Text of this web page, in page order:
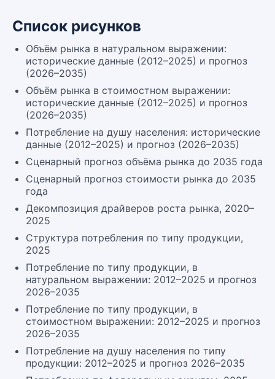
Список рисунков
Объём рынка в натуральном выражении:
исторические данные (2012–2025) и прогноз
(2026–2035)
Объём рынка в стоимостном выражении:
исторические данные (2012–2025) и прогноз
(2026–2035)
Потребление на душу населения: исторические
данные (2012–2025) и прогноз (2026–2035)
Сценарный прогноз объёма рынка до 2035 года
Сценарный прогноз стоимости рынка до 2035
года
Декомпозиция драйверов роста рынка, 2020–
2025
Структура потребления по типу продукции,
2025
Потребление по типу продукции, в
натуральном выражении: 2012–2025 и прогноз
2026–2035
Потребление по типу продукции, в
стоимостном выражении: 2012–2025 и прогноз
2026–2035
Потребление на душу населения по типу
продукции: 2012–2025 и прогноз 2026–2035